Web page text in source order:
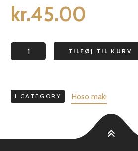
kr.45.00
TILFØJ TIL KURV
1 CATEGORY Hoso maki